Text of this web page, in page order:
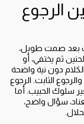
الرجوع
بعد صمت طويل،
ثم يختفي، أو
دون نية واضحة
الثابت. الرجوع
سلوك الحبيب. أما
سؤال واضح،